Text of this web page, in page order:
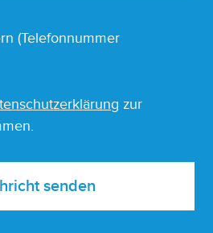
(Telefonnummer
zur
senden